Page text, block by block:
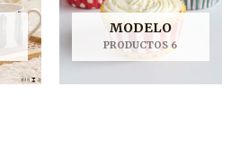
MODELO
PRODUCTOS 6